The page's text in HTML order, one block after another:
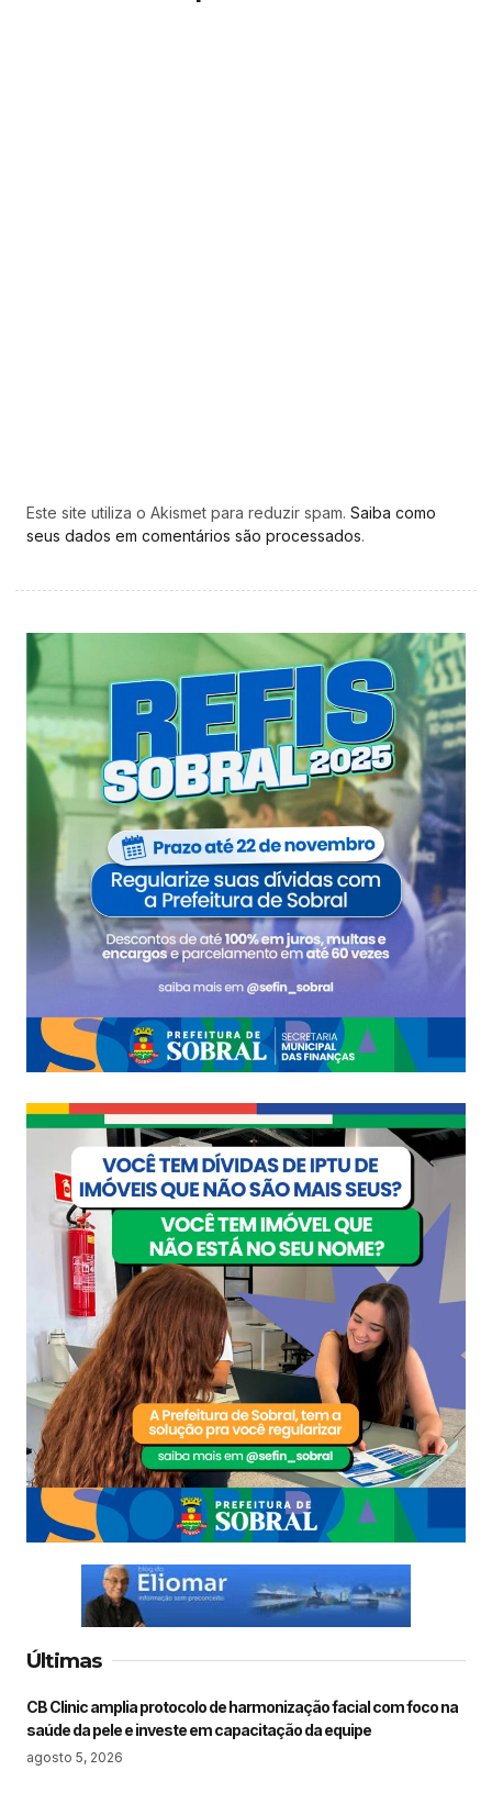
Este site utiliza o Akismet para reduzir spam. Saiba como
seus dados em comentários são processados.
Últimas
CB Clinic amplia protocolo de harmonização facial com foco na
saúde da pele e investe em capacitação da equipe
agosto 5, 2026